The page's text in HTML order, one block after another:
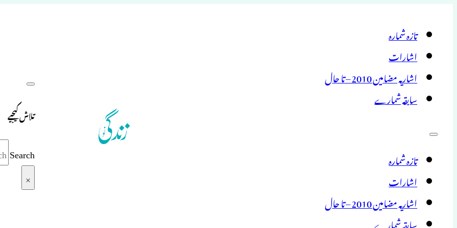
تازہ شمارہ
اشارات
اشاریہ مضامین 2010 – تا حال
سابقہ شمارے
تازہ شمارہ
اشارات
اشاریہ مضامین 2010 – تا حال
سابقہ شمارے
تلاش کیجیے
Search
×